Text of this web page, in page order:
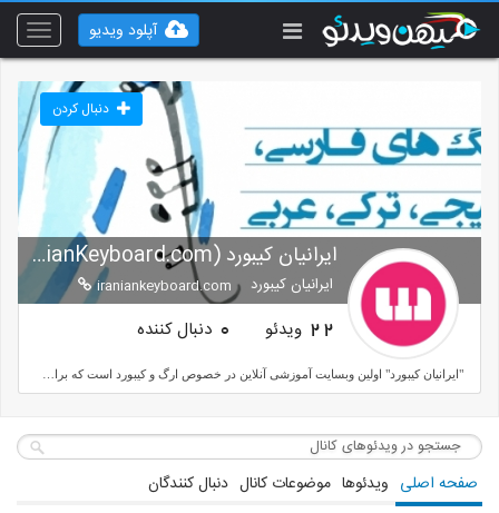
Toggle
آپلود ویدیو
ایرانیان کیبورد (IranianKeyboard.com)
ایرانیان کیبورد iraniankeyboard.com
دنبال کردن
22 ویدئو 0 دنبال کننده
صفحه اصلی ویدئوها موضوعات کانال دنبال کنندگان